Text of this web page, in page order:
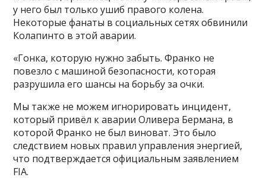
у него был только ушиб правого колена.
Некоторые фанаты в социальных сетях обвинили
Колапинто в этой аварии.
«Гонка, которую нужно забыть. Франко не
повезло с машиной безопасности, которая
разрушила его шансы на борьбу за очки.
Мы также не можем игнорировать инцидент,
который привёл к аварии Оливера Бермана, в
которой Франко не был виноват. Это было
следствием новых правил управления энергией,
что подтверждается официальным заявлением
FIA.